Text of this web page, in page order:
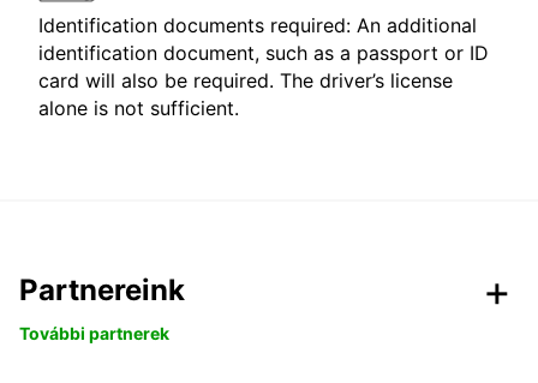
Identification documents required: An additional
identification document, such as a passport or ID
card will also be required. The driver’s license
alone is not sufficient.
Partnereink
További partnerek